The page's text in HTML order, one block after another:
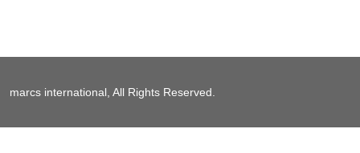
marcs international, All Rights Reserved.